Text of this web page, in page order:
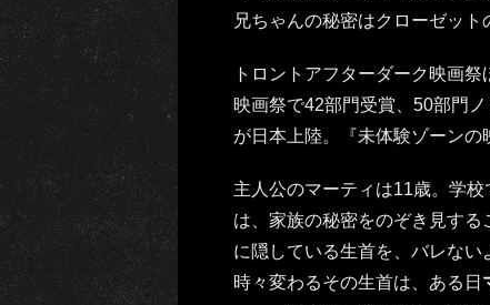
兄ちゃんの秘密はクローゼッ
トロントアフターダーク映画
映画祭で42部門受賞、50部門
が日本上陸。『未体験ゾーンの
主人公のマーティは11歳。学
は、家族の秘密をのぞき見す
に隠している生首を、バレない
時々変わるその生首は、ある日